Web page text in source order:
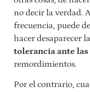
no decir la verdad.
frecuencia, puede
hacer desaparecer
tolerancia ante
remordimientos.
Por el contrario,